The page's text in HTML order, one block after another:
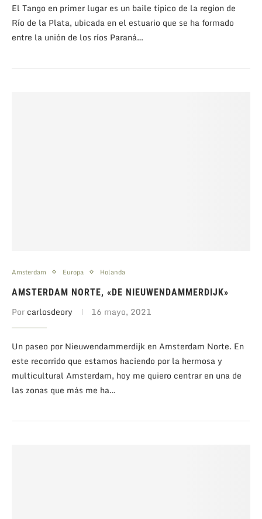
El Tango en primer lugar es un baile típico de la regíon de
Río de la Plata, ubicada en el estuario que se ha formado
entre la unión de los ríos Paraná…
Amsterdam Europa Holanda
AMSTERDAM NORTE, «DE NIEUWENDAMMERDIJK»
Por carlosdeory 16 mayo, 2021
Un paseo por Nieuwendammerdijk en Amsterdam Norte. En
este recorrido que estamos haciendo por la hermosa y
multicultural Amsterdam, hoy me quiero centrar en una de
las zonas que más me ha…